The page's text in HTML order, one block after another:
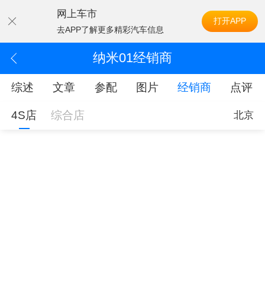
网上车市
去APP了解更多精彩汽车信息
打开APP
纳米01经销商
综述 文章 参配 图片 经销商 点评
4S店 综合店 北京